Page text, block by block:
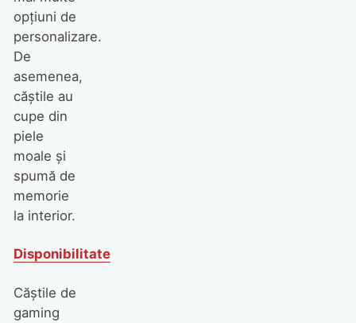
opțiuni de
personalizare.
De
asemenea,
căștile au
cupe din
piele
moale și
spumă de
memorie
la interior.
Disponibilitate
Căștile de
gaming